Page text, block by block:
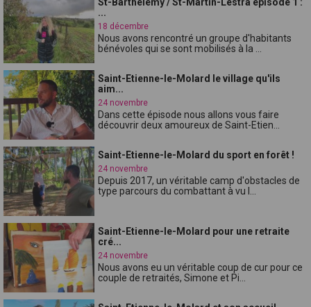
...
18 décembre
Nous avons rencontré un groupe d'habitants
bénévoles qui se sont mobilisés à la ...
Saint-Etienne-le-Molard le village qu'ils
aim...
24 novembre
Dans cette épisode nous allons vous faire
découvrir deux amoureux de Saint-Etien...
Saint-Etienne-le-Molard du sport en forêt !
24 novembre
Depuis 2017, un véritable camp d'obstacles de
type parcours du combattant à vu l...
Saint-Etienne-le-Molard pour une retraite
cré...
24 novembre
Nous avons eu un véritable coup de cur pour ce
couple de retraités, Simone et Pi...